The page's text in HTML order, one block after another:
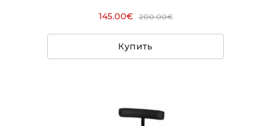
145.00€ 200.00€
Купить